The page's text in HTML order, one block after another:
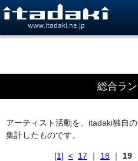
www.itadaki.ne.jp
本日のラ
総合ラ
アーティスト活動を、itadaki独自
集計したものです。
[1] < 17 ｜ 18 ｜ 19